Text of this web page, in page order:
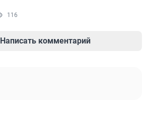
116
Написать комментарий